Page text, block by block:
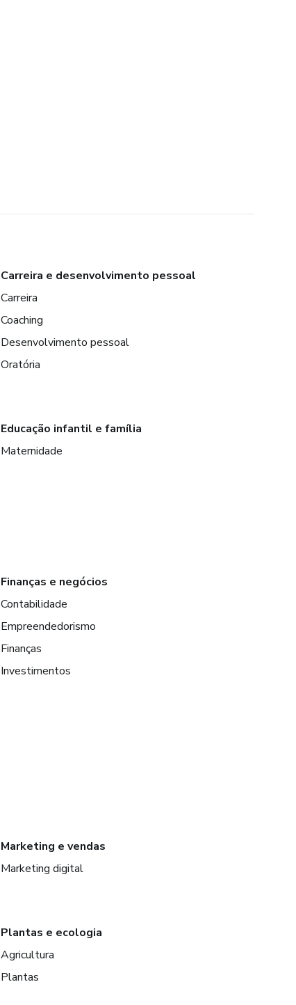
Carreira e desenvolvimento pessoal
Carreira
Coaching
Desenvolvimento pessoal
Oratória
Educação infantil e família
Maternidade
Finanças e negócios
Contabilidade
Empreendedorismo
Finanças
Investimentos
Marketing e vendas
Marketing digital
Plantas e ecologia
Agricultura
Plantas